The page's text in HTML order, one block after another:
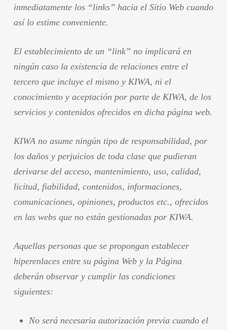
inmediatamente los “links” hacia el Sitio Web cuando
así lo estime conveniente.
El establecimiento de un “link” no implicará en
ningún caso la existencia de relaciones entre el
tercero que incluye el mismo y KIWA, ni el
conocimiento y aceptación por parte de KIWA, de los
servicios y contenidos ofrecidos en dicha página web.
KIWA no asume ningún tipo de responsabilidad, por
los daños y perjuicios de toda clase que pudieran
derivarse del acceso, mantenimiento, uso, calidad,
licitud, fiabilidad, contenidos, informaciones,
comunicaciones, opiniones, productos etc., ofrecidos
en las webs que no están gestionadas por KIWA.
Aquellas personas que se propongan establecer
hiperenlaces entre su página Web y la Página
deberán observar y cumplir las condiciones
siguientes:
No será necesaria autorización previa cuando el